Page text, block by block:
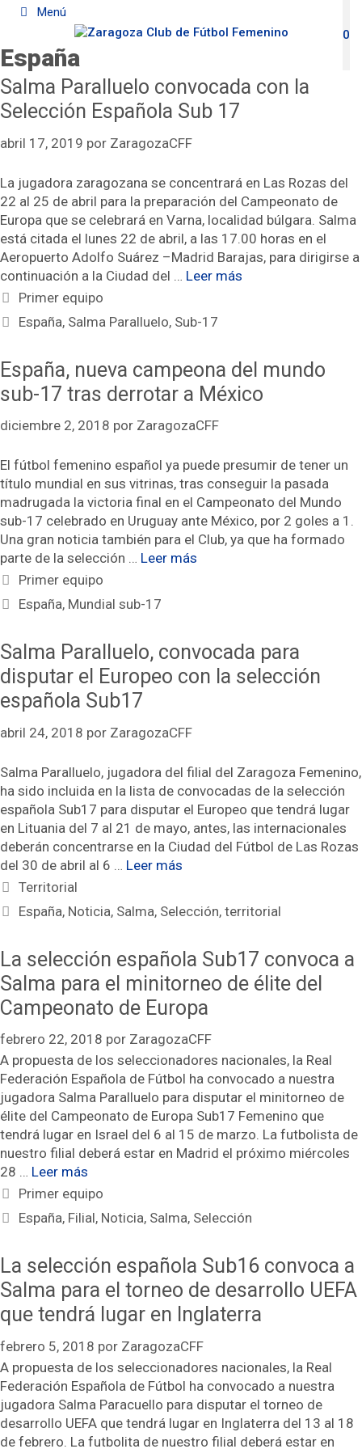
Saltar
contenido
0
Menú
España
Salma Paralluelo convocada con la
Selección Española Sub 17
abril 17, 2019 por ZaragozaCFF
La jugadora zaragozana se concentrará en Las Rozas del
22 al 25 de abril para la preparación del Campeonato de
Europa que se celebrará en Varna, localidad búlgara. Salma
está citada el lunes 22 de abril, a las 17.00 horas en el
Aeropuerto Adolfo Suárez –Madrid Barajas, para dirigirse a
continuación a la Ciudad del … Leer más
Categorías
Primer equipo
Etiquetas
España, Salma Paralluelo, Sub-17
España, nueva campeona del mundo
sub-17 tras derrotar a México
diciembre 2, 2018 por ZaragozaCFF
El fútbol femenino español ya puede presumir de tener un
título mundial en sus vitrinas, tras conseguir la pasada
madrugada la victoria final en el Campeonato del Mundo
sub-17 celebrado en Uruguay ante México, por 2 goles a 1.
Una gran noticia también para el Club, ya que ha formado
parte de la selección … Leer más
Categorías
Primer equipo
Etiquetas
España, Mundial sub-17
Salma Paralluelo, convocada para
disputar el Europeo con la selección
española Sub17
abril 24, 2018 por ZaragozaCFF
Salma Paralluelo, jugadora del filial del Zaragoza Femenino,
ha sido incluida en la lista de convocadas de la selección
española Sub17 para disputar el Europeo que tendrá lugar
en Lituania del 7 al 21 de mayo, antes, las internacionales
deberán concentrarse en la Ciudad del Fútbol de Las Rozas
del 30 de abril al 6 … Leer más
Categorías
Territorial
Etiquetas
España, Noticia, Salma, Selección,territorial
La selección española Sub17 convoca a
Salma para el minitorneo de élite del
Campeonato de Europa
febrero 22, 2018 por ZaragozaCFF
A propuesta de los seleccionadores nacionales, la Real
Federación Española de Fútbol ha convocado a nuestra
jugadora Salma Paralluelo para disputar el minitorneo de
élite del Campeonato de Europa Sub17 Femenino que
tendrá lugar en Israel del 6 al 15 de marzo. La futbolista de
nuestro filial deberá estar en Madrid el próximo miércoles
28 … Leer más
Categorías
Primer equipo
Etiquetas
España, Filial, Noticia, Salma, Selección
La selección española Sub16 convoca a
Salma para el torneo de desarrollo UEFA
que tendrá lugar en Inglaterra
febrero 5, 2018 por ZaragozaCFF
A propuesta de los seleccionadores nacionales, la Real
Federación Española de Fútbol ha convocado a nuestra
jugadora Salma Paracuello para disputar el torneo de
desarrollo UEFA que tendrá lugar en Inglaterra del 13 al 18
de febrero. La futbolita de nuestro filial deberá estar en